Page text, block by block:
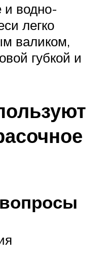
и водно-
легко
валиком,
губкой и